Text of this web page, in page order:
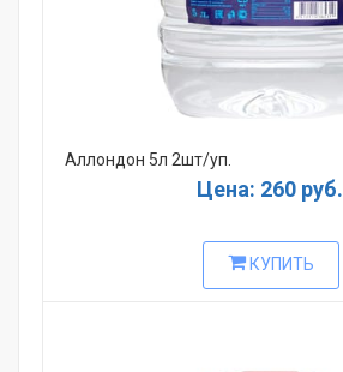
Аллондон 5л 2шт/уп.
Цена: 260 руб.
КУПИТЬ